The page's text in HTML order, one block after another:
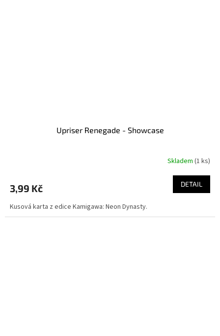
Upriser Renegade - Showcase
Skladem (1 ks)
3,99 Kč DETAIL
Kusová karta z edice Kamigawa: Neon Dynasty.